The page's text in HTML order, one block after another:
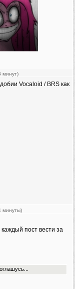
минут)
Vocaloid / BRS как
минуты)
пост вести за